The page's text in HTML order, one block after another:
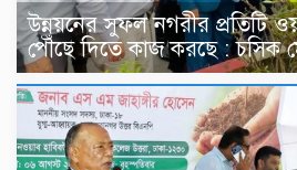
উন্নয়নের সুফল নগরীর প্রতিটি
পৌঁছে দিতে কাজ করছে : চসিক